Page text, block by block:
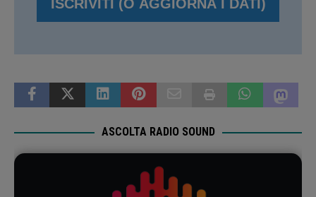
ASCOLTA RADIO SOUND